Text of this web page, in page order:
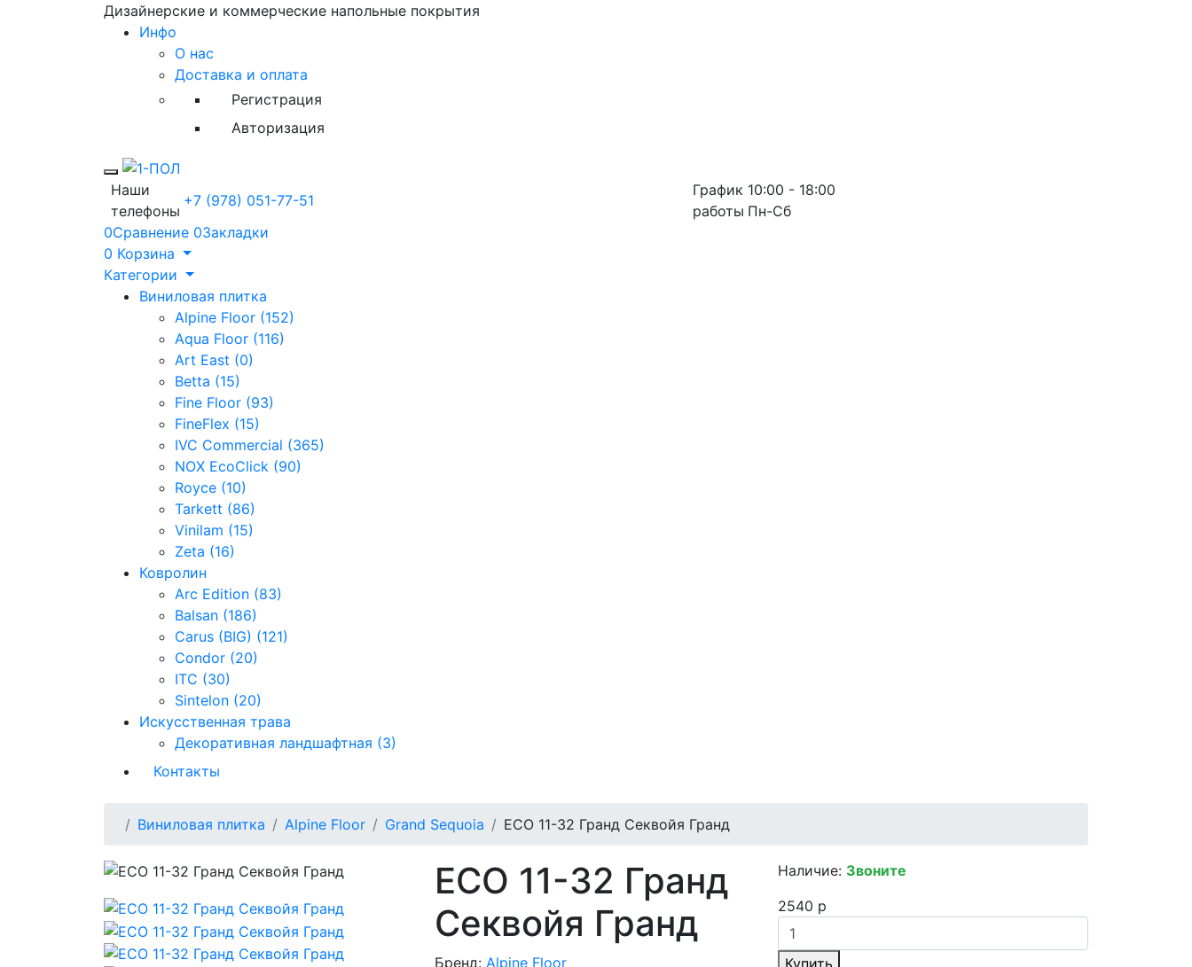
Дизайнерские и коммерческие напольные покрытия
Инфо
О нас
Доставка и оплата
Регистрация
Авторизация
Toggle mobile menu
Наши
телефоны
+7 (978) 051-77-51
График
работы
10:00 - 18:00
Пн-Сб
0Сравнение 0Закладки
0 Корзина
Категории
Виниловая плитка
Alpine Floor (152)
Aqua Floor (116)
Art East (0)
Betta (15)
Fine Floor (93)
FineFlex (15)
IVC Commercial (365)
NOX EcoClick (90)
Royce (10)
Tarkett (86)
Vinilam (15)
Zeta (16)
Ковролин
Arc Edition (83)
Balsan (186)
Carus (BIG) (121)
Condor (20)
ITC (30)
Sintelon (20)
Искусственная трава
Декоративная ландшафтная (3)
Контакты
Виниловая плитка Alpine Floor Grand Sequoia ECO 11-32 Гранд Секвойя Гранд
ECO 11-32 Гранд
Секвойя Гранд
Бренд: Alpine Floor
Наличие: Звоните
2540 р
Купить